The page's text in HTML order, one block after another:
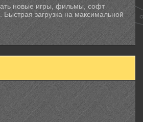
новые игры, фильмы, софт
. Быстрая загрузка на максимальной